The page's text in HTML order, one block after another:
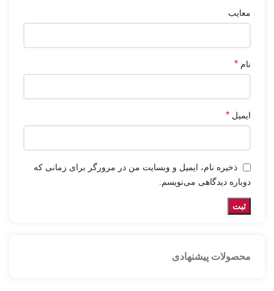
معایب
نام *
ایمیل *
ذخیره نام، ایمیل و وبسایت من در مرورگر برای زمانی که
دوباره دیدگاهی می‌نویسم.
محصولات پیشنهادی